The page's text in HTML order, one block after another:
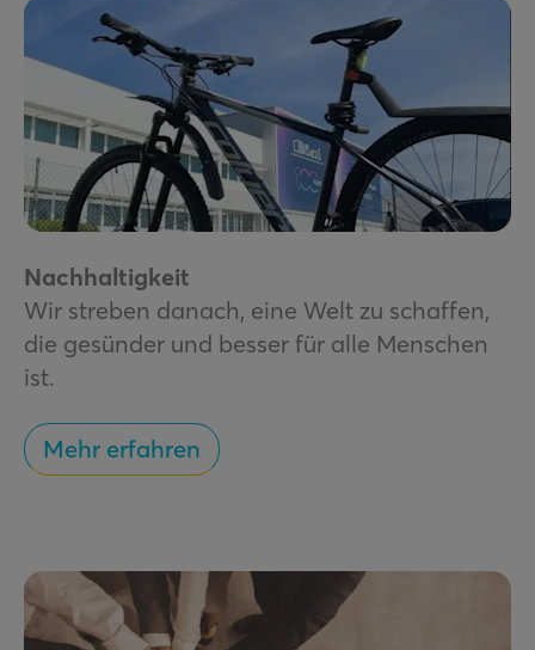
Nachhaltigkeit
Wir streben danach, eine Welt zu schaffen,
die gesünder und besser für alle Menschen
ist.
Mehr erfahren